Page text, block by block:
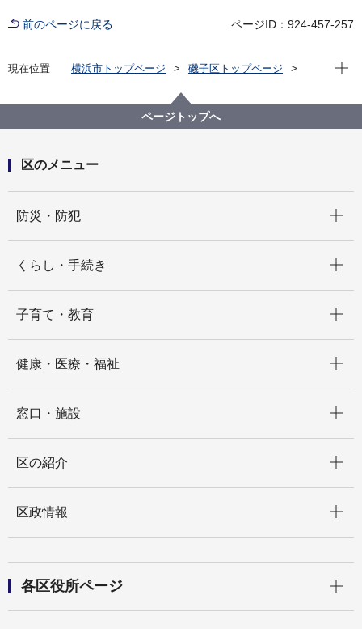
前のページに戻る ページID：924-457-257
現在位置 横浜市トップページ
磯子区トップページ
【募集終了】【JR東日本との協働企画！】あなたが写
した「磯子の梅」
現在
ページトップへ
区のメニュー
防災・防犯
くらし・手続き
子育て・教育
健康・医療・福祉
窓口・施設
区の紹介
区政情報
各区役所ページ